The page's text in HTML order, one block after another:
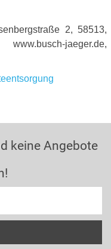
2, 58513,
jaeger.de,
keine Angebote